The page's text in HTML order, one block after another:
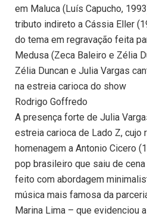
em Maluca (Luís Capucho,
tributo indireto a Cássia Eller
do tema em regravação feita
Medusa (Zeca Baleiro e Zélia
Zélia Duncan e Julia Vargas
na estreia carioca do show
Rodrigo Goffredo
A presença forte de Julia
estreia carioca de Lado Z,
homenagem a Antonio Cicero
pop brasileiro que saiu de
feito com abordagem
música mais famosa da
Marina Lima – que evidenciou